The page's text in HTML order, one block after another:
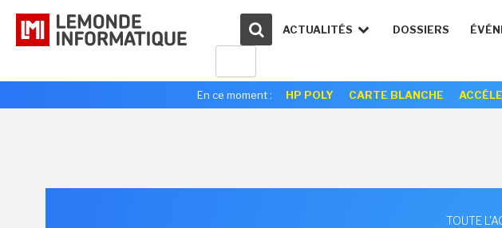
ACTUALITÉS DOSSIERS
En ce moment : HP POLY CARTE BLANCHE
TOUTE